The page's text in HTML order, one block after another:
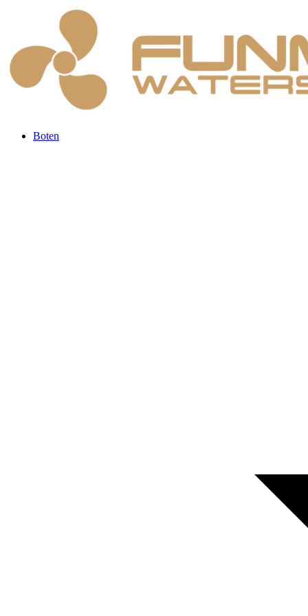
Boten